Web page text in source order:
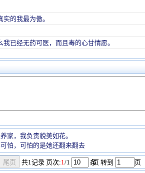
的我最为傲。
已经无药可医，而且毒的心甘情愿。
家，我负责貌美如花。
怕，可怕的是她还翻来翻去
共1记录 页次:1/1 条
/页 转到 页